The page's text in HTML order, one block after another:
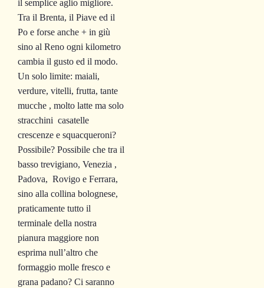
il semplice aglio migliore.
Tra il Brenta, il Piave ed il
Po e forse anche + in giù
sino al Reno ogni kilometro
cambia il gusto ed il modo.
Un solo limite: maiali,
verdure, vitelli, frutta, tante
mucche , molto latte ma solo
stracchini casatelle
crescenze e squacqueroni?
Possibile? Possibile che tra il
basso trevigiano, Venezia ,
Padova, Rovigo e Ferrara,
sino alla collina bolognese,
praticamente tutto il
terminale della nostra
pianura maggiore non
esprima null’altro che
formaggio molle fresco e
grana padano? Ci saranno